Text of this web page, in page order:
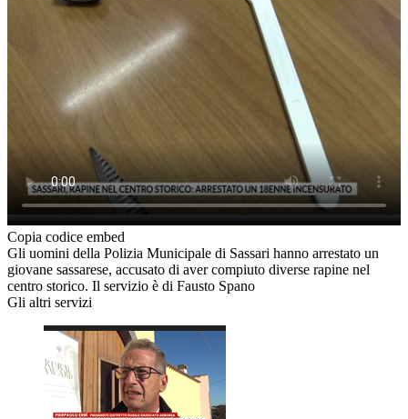
Copia codice embed
Gli uomini della Polizia Municipale di Sassari hanno arrestato un
giovane sassarese, accusato di aver compiuto diverse rapine nel
centro storico. Il servizio è di Fausto Spano
Gli altri servizi